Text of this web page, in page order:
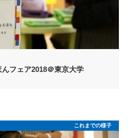
フェア2018＠東京大学
これまでの様子